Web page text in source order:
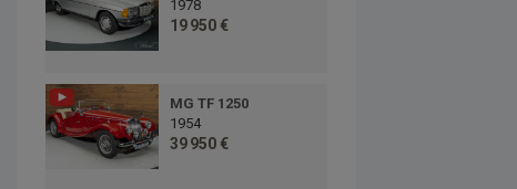
1978
19 950 €
MG TF 1250
1954
39 950 €